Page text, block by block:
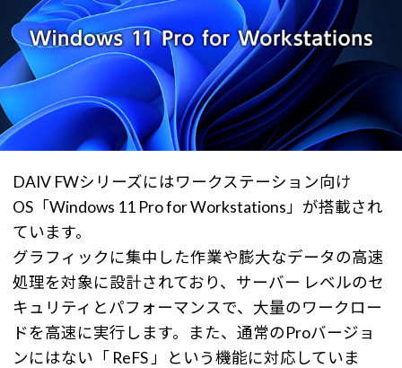
DAIV FWシリーズにはワークステーション向け
OS「Windows 11 Pro for Workstations」が搭載され
ています。
グラフィックに集中した作業や膨大なデータの高速
処理を対象に設計されており、サーバー レベルのセ
キュリティとパフォーマンスで、大量のワークロー
ドを高速に実行します。また、通常のProバージョ
ンにはない「 ReFS 」という機能に対応していま